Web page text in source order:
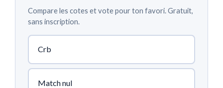
Compare les cotes et vote pour ton favori. Gratuit,
sans inscription.
Crb
Match nul